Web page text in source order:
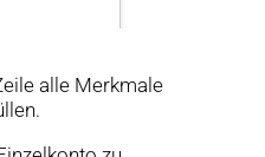
alle Merkmale